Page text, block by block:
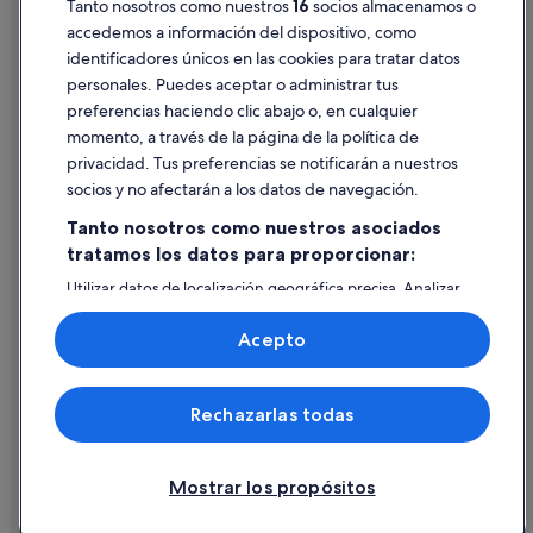
Pautas sobre el contenido y cómo denunciar contenido
Ayuda
Cancelar un vuelo
Cancelar una reserva de hotel o de un alquiler vacacional
Utilizar un cupón de Expedia
Documentos para viajes internacionales
© 2026 Expedia, Inc., una empresa de Expedia Group. Todos los
derechos reservados. Expedia y el logotipo de Expedia son marcas
comerciales o marcas comerciales registradas de Expedia, Inc.
Tanto nosotros como nuestros16 socios almacenamos o
accedemos a información del dispositivo, como
identificadores únicos en las cookies para tratar datos
personales. Puedes aceptar o administrar tus
preferencias haciendo clic abajo o, en cualquier
momento, a través de la página de la política de
privacidad. Tus preferencias se notificarán a nuestros
socios y no afectarán a los datos de navegación.
Tanto nosotros como nuestros asociados
tratamos los datos para proporcionar:
Utilizar datos de localización geográfica precisa. Analizar
activamente las características del dispositivo para su
identificación. Almacenar la información en un dispositivo
y/o acceder a ella. Publicidad y contenido personalizados,
medición de publicidad y contenido, investigación de
audiencia y desarrollo de servicios.
Lista de asociados (proveedores)
Mostrar los propósitos
Rechazarlas todas
Acepto